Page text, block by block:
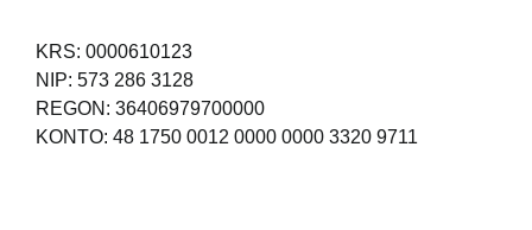
KRS: 0000610123
NIP: 573 286 3128
REGON: 36406979700000
KONTO: 48 1750 0012 0000 0000 3320 9711